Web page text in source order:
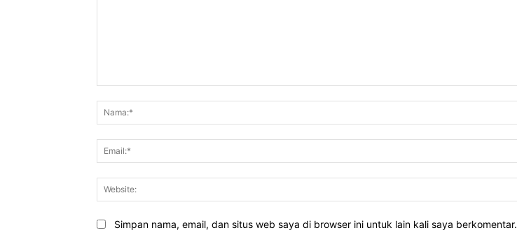
Simpan nama, email, dan situs web saya di browser ini untuk lain kali saya berkomentar.